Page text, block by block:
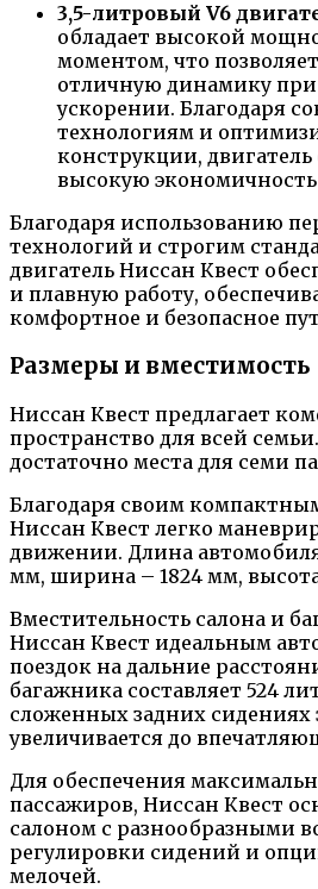
3,5-литровый V6
обладает высокой
моментом, что
отличную динамику
ускорении. Благодаря
технологиям и
конструкции, двигатель
высокую экономичность
Благодаря использованию
технологий и строгим
двигатель Ниссан Квест
и плавную работу,
комфортное и безопасное
Размеры и вместимость
Ниссан Квест предлагает
пространство для всей
достаточно места для семи
Благодаря своим
Ниссан Квест легко
движении. Длина автомобиля
мм, ширина – 1824 мм, высота
Вместительность салона и
Ниссан Квест идеальным
поездок на дальние
багажника составляет 524
сложенных задних сидениях
увеличивается до
Для обеспечения
пассажиров, Ниссан Квест
салоном с разнообразными
регулировки сидений и
мелочей.